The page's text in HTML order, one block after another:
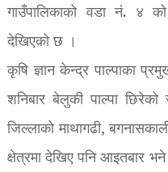
गाउँपालिकाको वडा नं. ४
देखिएको छ ।
कृषि ज्ञान केन्द्र पाल्पाका
शनिबार बेलुकी पाल्पा
जिल्लाको माथागढी,
क्षेत्रमा देखिए पनि आइतबार